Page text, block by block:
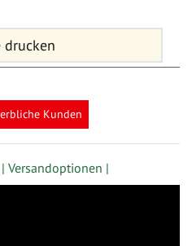
drucken
Kunden
Versandoptionen |